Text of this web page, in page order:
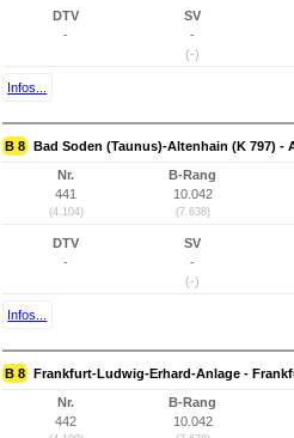
DTV
-
SV
-
(-)
Infos...
B 8 Bad Soden (Taunus)-Altenhain (K 797) -
Nr.
441
(4.104)
B-Rang
10.042
(7.638)
DTV
-
SV
-
(-)
Infos...
B 8 Frankfurt-Ludwig-Erhard-Anlage -
Nr.
442
B-Rang
10.042